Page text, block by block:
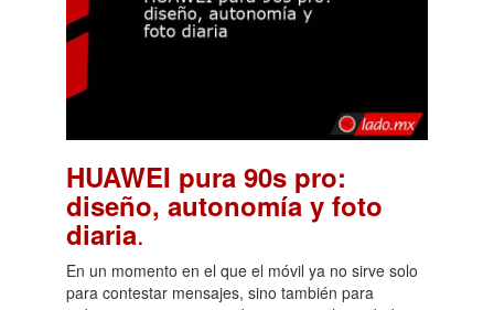
HUAWEI pura 90s pro:
diseño, autonomía y foto
diaria.
En un momento en el que el móvil ya no sirve solo
para contestar mensajes, sino también para